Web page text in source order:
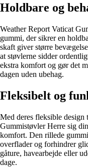
Holdbare og
Weather Report Vaticat
gummi, der sikrer en
skaft giver større
at støvlerne sidder
ekstra komfort og gør det
dagen uden ubehag.
Fleksibelt og
Med deres fleksible design
Gummistøvler Herre sig
komfort. Den rillede
overflader og forhindrer
gåture, havearbejde eller
dage.